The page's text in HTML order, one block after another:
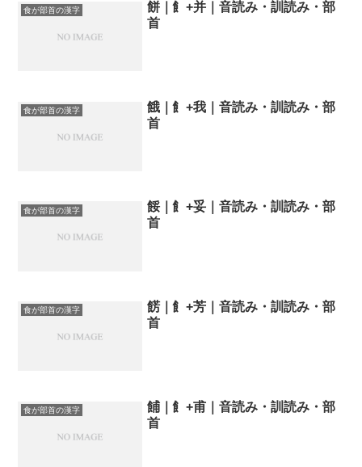
食が部首の漢字
餅｜飠+并｜音読み・訓読み・部
首
食が部首の漢字
餓｜飠+我｜音読み・訓読み・部
首
食が部首の漢字
餒｜飠+妥｜音読み・訓読み・部
首
食が部首の漢字
餝｜飠+芳｜音読み・訓読み・部
首
食が部首の漢字
餔｜飠+甫｜音読み・訓読み・部
首